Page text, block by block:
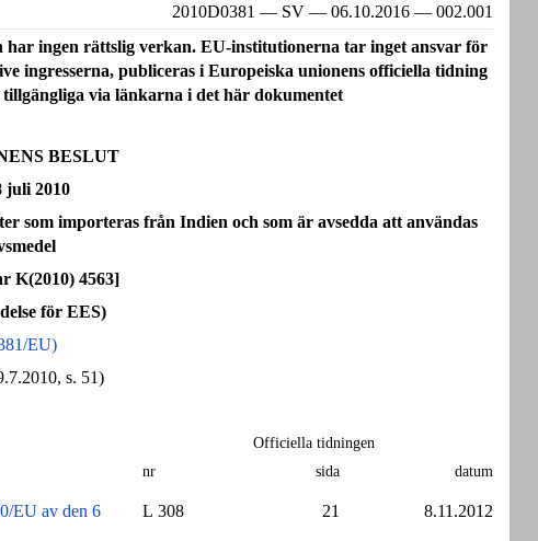
2010D0381 — SV — 06.10.2016 — 002.001
har ingen rättslig verkan. EU-institutionerna tar inget ansvar för
ingresserna, publiceras i Europeiska unionens officiella tidning
via länkarna i det här dokumentet
BESLUT
juli 2010
som importeras från Indien och som är avsedda att användas
K(2010) 4563]
för EES)
EU)
s. 51)
Officiella tidningen
nr
sida datum
EU av den 6
L 308 21 8.11.2012